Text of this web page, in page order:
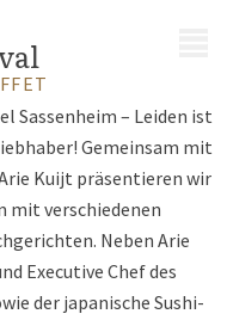
Sassenheim – Leiden ist
Gemeinsam mit
Kuijt präsentieren wir
mit verschiedenen
Neben Arie
Executive Chef des
der japanische Sushi-